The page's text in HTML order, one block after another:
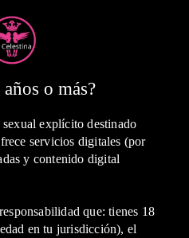
o más?
explícito destinado
servicios digitales (por
y contenido digital
que: tienes 18
en tu jurisdicción), el